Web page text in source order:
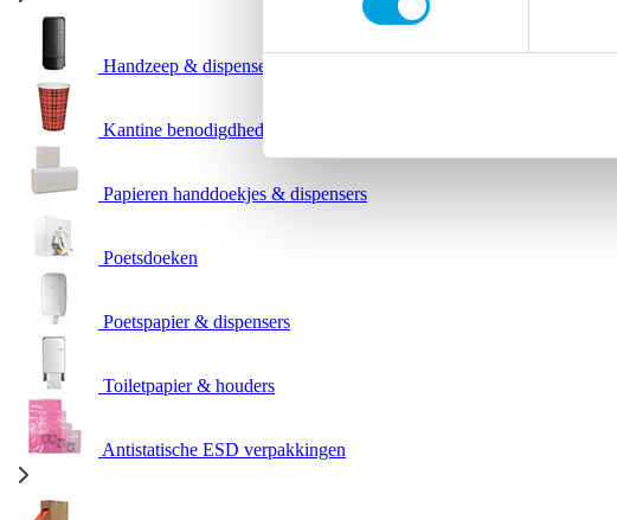
Handzeep & dispensers
Kantine benodigdheden
Papieren handdoekjes & dispensers
Poetsdoeken
Poetspapier & dispensers
Toiletpapier & houders
Antistatische ESD verpakkingen